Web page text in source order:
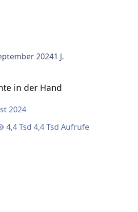
20241 J.
in der Hand
2024
4,4 Tsd Aufrufe